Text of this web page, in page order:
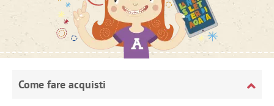
Come fare acquisti